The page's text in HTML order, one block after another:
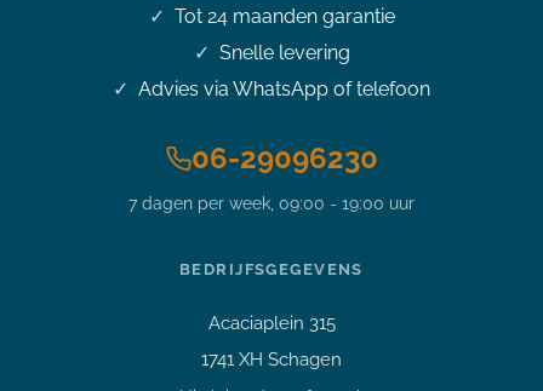
Tot 24 maanden garantie
Snelle levering
Advies via WhatsApp of telefoon
06-29096230
7 dagen per week, 09:00 - 19:00 uur
BEDRIJFSGEGEVENS
Acaciaplein 315
1741 XH Schagen
Stel je vraag over dit
product
1TB SSD 4K IPS Nvidia GTX
Welk apparaat past bij mij?